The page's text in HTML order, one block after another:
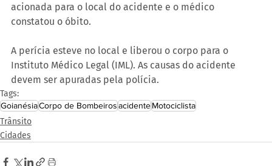
acionada para o local do acidente e o médico
constatou o óbito.
A perícia esteve no local e liberou o corpo para o
Instituto Médico Legal (IML). As causas do acidente
devem ser apuradas pela polícia.
Tags:
GoianésiaCorpo de BombeirosacidenteMotociclista
Trânsito
Cidades